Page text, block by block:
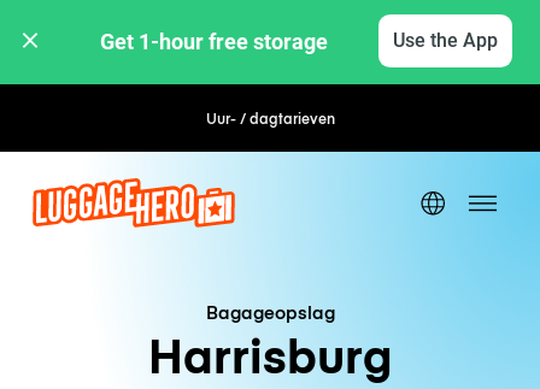
Get 1-hour free storage Use the App
Uur- / dagtarieven
Bagageopslag
Harrisburg